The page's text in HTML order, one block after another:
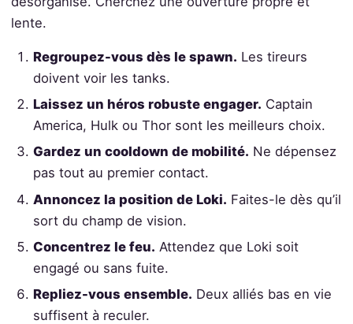
lente.
Regroupez-vous dès le spawn. Les tireurs
doivent voir les tanks.
Laissez un héros robuste engager. Captain
America, Hulk ou Thor sont les meilleurs choix.
Gardez un cooldown de mobilité. Ne dépensez
pas tout au premier contact.
Annoncez la position de Loki. Faites-le dès qu’il
sort du champ de vision.
Concentrez le feu. Attendez que Loki soit
engagé ou sans fuite.
Repliez-vous ensemble. Deux alliés bas en vie
suffisent à reculer.